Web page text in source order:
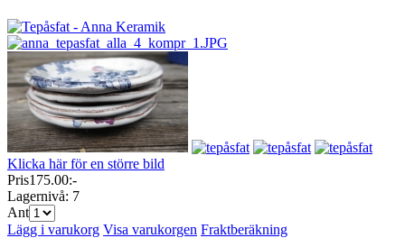
Klicka här för en större bild
Pris175.00:-
Lagernivå: 7
Ant
Lägg i varukorg Visa varukorgen Fraktberäkning